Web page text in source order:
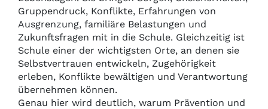
Gruppendruck, Konflikte, Erfahrungen von
Ausgrenzung, familiäre Belastungen und
Zukunftsfragen mit in die Schule. Gleichzeitig ist
Schule einer der wichtigsten Orte, an denen sie
Selbstvertrauen entwickeln, Zugehörigkeit
erleben, Konflikte bewältigen und Verantwortung
übernehmen können.
Genau hier wird deutlich, warum Prävention und